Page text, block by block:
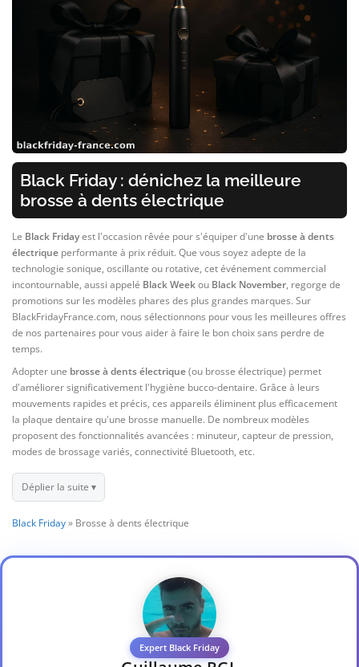
Black Friday : dénichez la meilleure
brosse à dents électrique
Le Black Fridayest l'occasion rêvée pour s'équiper d'une brosse à dents
électrique performante à prix réduit. Que vous soyez adepte de la
technologie sonique, oscillante ou rotative, cet événement commercial
incontournable, aussi appelé Black Weekou Black November, regorge de
promotions sur les modèles phares des plus grandes marques. Sur
BlackFridayFrance.com, nous sélectionnons pour vous les meilleures offres
de nos partenaires pour vous aider à faire le bon choix sans perdre de
temps.
Adopter une brosse à dents électrique(ou brosse électrique) permet
d'améliorer significativement l'hygiène bucco-dentaire. Grâce à leurs
mouvements rapides et précis, ces appareils éliminent plus efficacement
la plaque dentaire qu'une brosse manuelle. De nombreux modèles
proposent des fonctionnalités avancées : minuteur, capteur de pression,
modes de brossage variés, connectivité Bluetooth, etc.
Déplier la suite ▾
Black Friday» Brosse à dents électrique
Expert Black Friday